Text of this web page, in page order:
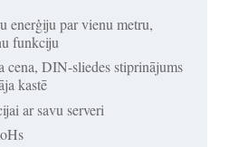
enerģiju par vienu metru,
funkciju
cena, DIN-sliedes stiprinājums
kastē
ar savu serveri